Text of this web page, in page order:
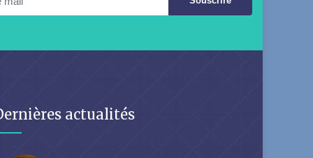
actualités